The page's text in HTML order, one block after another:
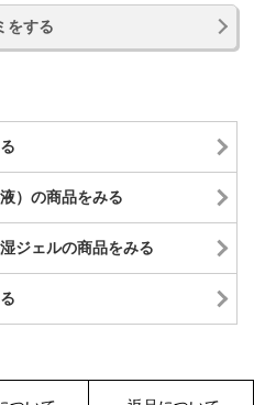
をする
）の商品をみる
ジェルの商品をみる